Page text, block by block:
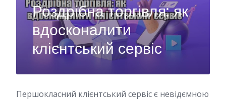
Роздрібна торгівля: як
вдосконалити
клієнтський сервіс
Першокласний клієнтський сервіс є невідємною